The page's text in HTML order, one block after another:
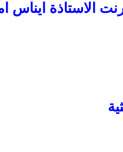
الاستاذة ايناس